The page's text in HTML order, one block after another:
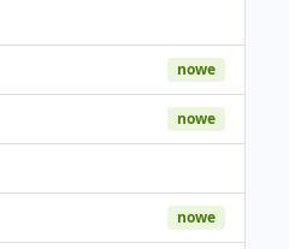
nowe
nowe
nowe